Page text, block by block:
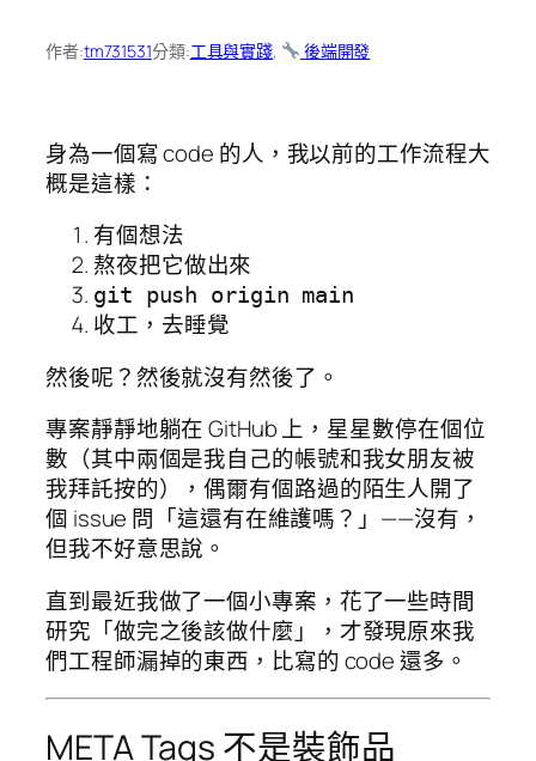
作者:tm731531分類:工具與實踐, 後端開發
身為一個寫 code 的人，我以前的工作流程大
概是這樣：
有個想法
熬夜把它做出來
git push origin main
收工，去睡覺
然後呢？然後就沒有然後了。
專案靜靜地躺在 GitHub 上，星星數停在個位
數（其中兩個是我自己的帳號和我女朋友被
我拜託按的），偶爾有個路過的陌生人開了
個 issue 問「這還有在維護嗎？」——沒有，
但我不好意思說。
直到最近我做了一個小專案，花了一些時間
研究「做完之後該做什麼」，才發現原來我
們工程師漏掉的東西，比寫的 code 還多。
META Tags 不是裝飾品